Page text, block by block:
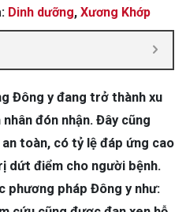
Dinh dưỡng, Xương Khớp
Đông y đang trở thành xu
đón nhận. Đây cũng
toàn, có tỷ lệ đáp ứng cao
dứt điểm cho người bệnh.
phương pháp Đông y như: